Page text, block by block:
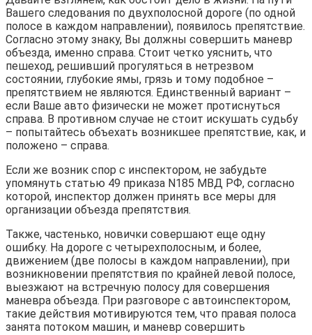
Вашего следования по двухполосной дороге (по одной
полосе в каждом направлении), появилось препятствие.
Согласно этому знаку, Вы должны совершить маневр
объезда, именно справа. Стоит четко уяснить, что
пешеход, решивший прогуляться в нетрезвом
состоянии, глубокие ямы, грязь и тому подобное –
препятствием не являются. Единственный вариант –
если Ваше авто физически не может протиснуться
справа. В противном случае не стоит искушать судьбу
– попытайтесь объехать возникшее препятствие, как, и
положено – справа.
Если же возник спор с инспектором, не забудьте
упомянуть статью 49 приказа N185 МВД РФ, согласно
которой, инспектор должен принять все меры для
организации объезда препятствия.
Также, частенько, новички совершают еще одну
ошибку. На дороге с четырехполосным, и более,
движением (две полосы в каждом направлении), при
возникновении препятствия по крайней левой полосе,
выезжают на встречную полосу для совершения
маневра объезда. При разговоре с автоинспектором,
такие действия мотивируются тем, что правая полоса
занята потоком машин, и маневр совершить